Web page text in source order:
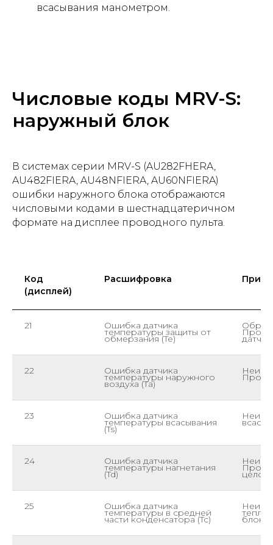
всасывания манометром.
Числовые коды MRV-S:
наружный блок
В системах серии MRV-S (AU282FHERA,
AU482FIERA, AU48NFIERA, AU60NFIERA)
ошибки наружного блока отображаются
числовыми кодами в шестнадцатеричном
формате на дисплее проводного пульта.
Код
(дисплей)
Расшифровка
21 Ошибка датчика
температуры защиты от
обмерзания (Te)
Обрыв
22 Ошибка датчика
температуры наружного
воздуха (Ta)
23 Ошибка датчика
температуры всасывания
(Ts)
24 Ошибка датчика
температуры нагнетания
(Td)
25 Ошибка датчика
температуры в средней
части конденсатора (Tc) блока